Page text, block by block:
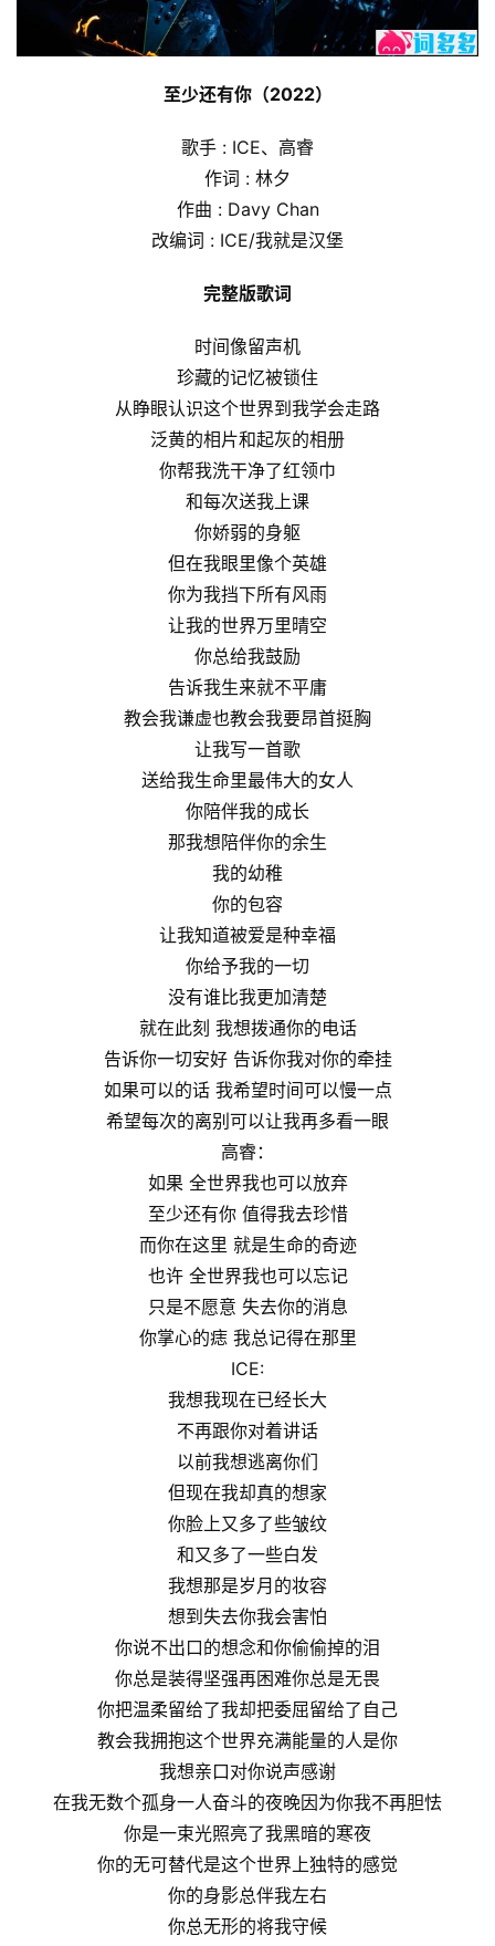
至少还有你（2022）
歌手 : ICE、高睿
作词 : 林夕
作曲 : Davy Chan
改编词 : ICE/我就是汉堡
完整版歌词
时间像留声机
珍藏的记忆被锁住
从睁眼认识这个世界到我学会走路
泛黄的相片和起灰的相册
你帮我洗干净了红领巾
和每次送我上课
你娇弱的身躯
但在我眼里像个英雄
你为我挡下所有风雨
让我的世界万里晴空
你总给我鼓励
告诉我生来就不平庸
教会我谦虚也教会我要昂首挺胸
让我写一首歌
送给我生命里最伟大的女人
你陪伴我的成长
那我想陪伴你的余生
我的幼稚
你的包容
让我知道被爱是种幸福
你给予我的一切
没有谁比我更加清楚
就在此刻 我想拨通你的电话
告诉你一切安好 告诉你我对你的牵挂
如果可以的话 我希望时间可以慢一点
希望每次的离别可以让我再多看一眼
高睿：
如果 全世界我也可以放弃
至少还有你 值得我去珍惜
而你在这里 就是生命的奇迹
也许 全世界我也可以忘记
只是不愿意 失去你的消息
你掌心的痣 我总记得在那里
ICE:
我想我现在已经长大
不再跟你对着讲话
以前我想逃离你们
但现在我却真的想家
你脸上又多了些皱纹
和又多了一些白发
我想那是岁月的妆容
想到失去你我会害怕
你说不出口的想念和你偷偷掉的泪
你总是装得坚强再困难你总是无畏
你把温柔留给了我却把委屈留给了自己
教会我拥抱这个世界充满能量的人是你
我想亲口对你说声感谢
在我无数个孤身一人奋斗的夜晚因为你我不再胆怯
你是一束光照亮了我黑暗的寒夜
你的无可替代是这个世界上独特的感觉
你的身影总伴我左右
你总无形的将我守候